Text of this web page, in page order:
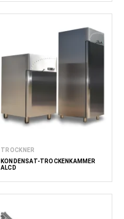
TROCKNER
KONDENSAT-TROCKENKAMMER
ALCD